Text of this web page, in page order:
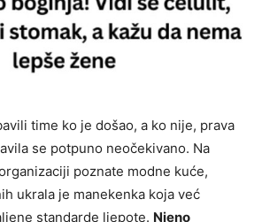
time ko je došao, a ko nije, prava
se potpuno neočekivano. Na
poznate modne kuće,
ukrala je manekenka koja već
standarde ljepote. Njeno